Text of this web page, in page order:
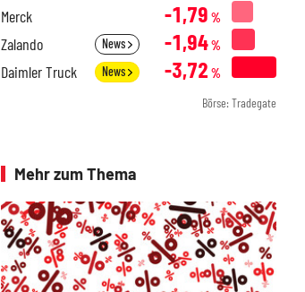
Merck -1,79 %
Zalando News -1,94%
Daimler Truck News -3,72 %
Börse: Tradegate
Mehr zum Thema